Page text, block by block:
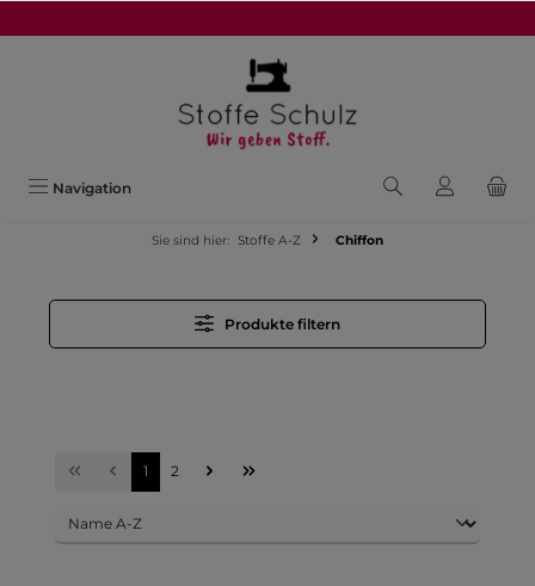
Navigation
Sie sind hier: Stoffe A-Z Chiffon
Produkte filtern
1 2